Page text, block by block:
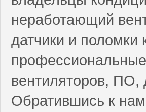
неработающий
датчики и поломки
вентиляторов, ПО,
Обратившись к